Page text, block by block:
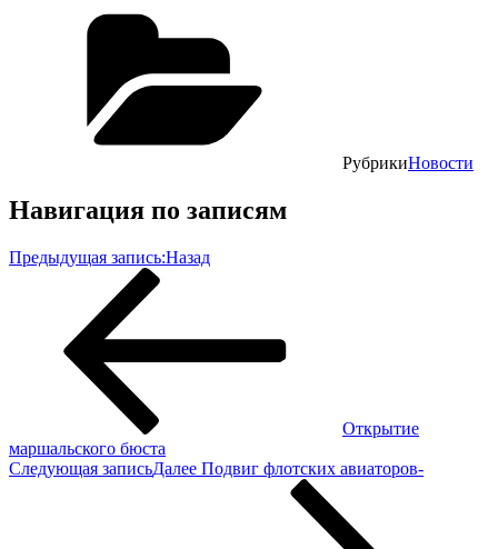
РубрикиНовости
Навигация по записям
Предыдущая запись:Назад
Открытие
маршальского бюста
Следующая записьДалее Подвиг флотских авиаторов-